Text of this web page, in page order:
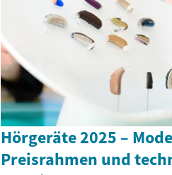
Hörgeräte 2025 –
Preisrahmen und